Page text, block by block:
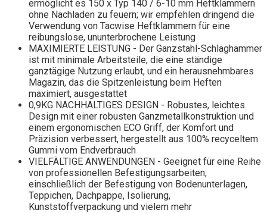
ermöglicht es 150 x Typ 140 / 6-10 mm Heftklammern
ohne Nachladen zu feuern; wir empfehlen dringend die
Verwendung von Tacwise Heftklammern für eine
reibungslose, ununterbrochene Leistung
MAXIMIERTE LEISTUNG - Der Ganzstahl-Schlaghammer
ist mit minimale Arbeitsteile, die eine ständige
ganztägige Nutzung erlaubt, und ein herausnehmbares
Magazin, das die Spitzenleistung beim Heften
maximiert, ausgestattet
0,9KG NACHHALTIGES DESIGN - Robustes, leichtes
Design mit einer robusten Ganzmetallkonstruktion und
einem ergonomischen ECO Griff, der Komfort und
Präzision verbessert, hergestellt aus 100% recyceltem
Gummi vom Endverbrauch
VIELFÄLTIGE ANWENDUNGEN - Geeignet für eine Reihe
von professionellen Befestigungsarbeiten,
einschließlich der Befestigung von Bodenunterlagen,
Teppichen, Dachpappe, Isolierung,
Kunststoffverpackung und vielem mehr